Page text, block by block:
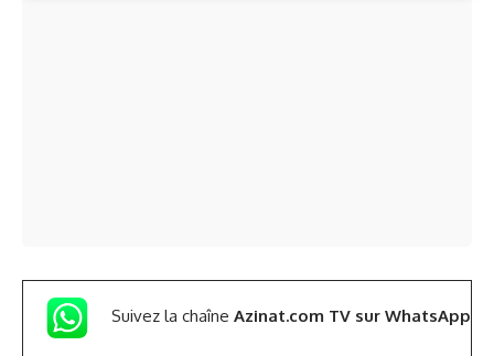
Suivez la chaîne Azinat.com TV sur WhatsApp